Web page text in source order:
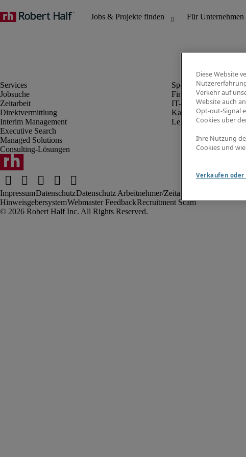
Jobsuche
Zeitarbeit
Direktvermittlung
Interim Management
Executive Search
Managed Solutions
Consulting-Lösungen
Finanz- &
IT-Bereich
Kaufmännischer
Legal
ImpressumDatenschutzDatenschutz Arbeitnehmer/Zeitarbeitskräfte
HinweisgebersystemWebmaster FeedbackRecruitment Scam
Diese Website
Verkehr auf
Website auch
Opt-out-Signal
Cookies über
Ihre Nutzung
Cookies und
Verkaufen